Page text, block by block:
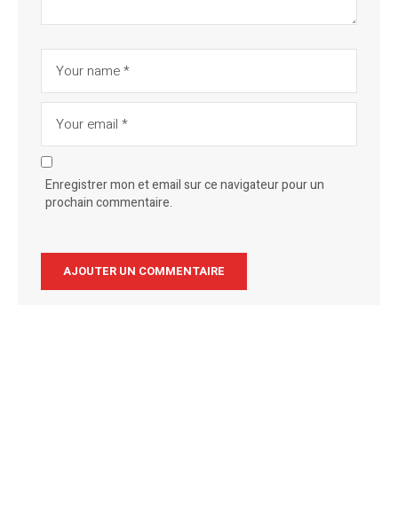
Enregistrer mon et email sur ce navigateur pour un
prochain commentaire.